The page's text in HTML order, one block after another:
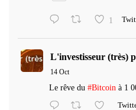
1
L'investisseur (très)
14 Oct
Le rêve du #Bitcoin à 1